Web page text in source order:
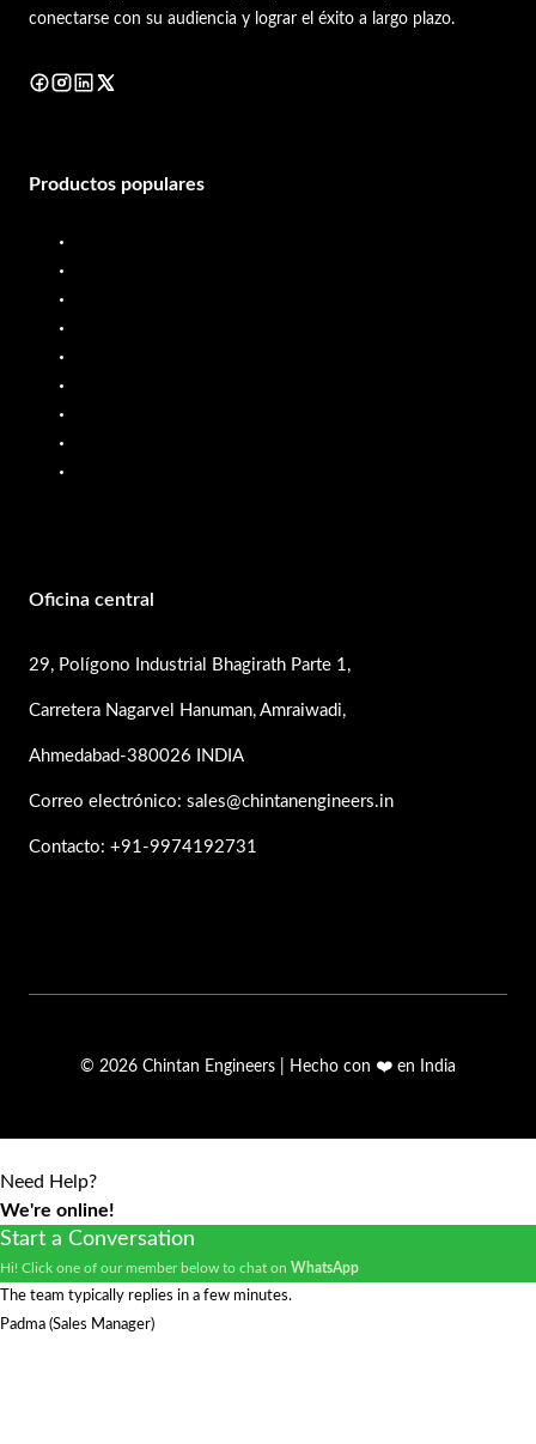
conectarse con su audiencia y lograr el éxito a largo plazo.
Productos populares
Oficina central
29, Polígono Industrial Bhagirath Parte 1,
Carretera Nagarvel Hanuman, Amraiwadi,
Ahmedabad-380026 INDIA
Correo electrónico: sales@chintanengineers.in
Contacto: +91-9974192731
© 2026 Chintan Engineers | Hecho con ❤️ en India
Need Help?
We're online!
Start a Conversation
Hi! Click one of our member below to chat on WhatsApp
The team typically replies in a few minutes.
Padma (Sales Manager)